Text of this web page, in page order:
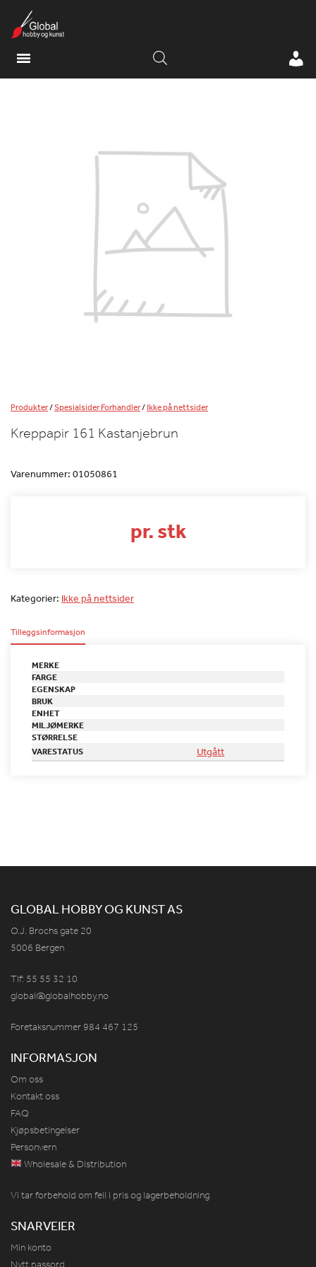
Produkter/Spesialsider Forhandler/Ikke på nettsider
Kreppapir 161 Kastanjebrun
Varenummer: 01050861
pr. stk
Kategorier: Ikke på nettsider
Tilleggsinformasjon
MERKE
FARGE
EGENSKAP
BRUK
ENHET
MILJØMERKE
STØRRELSE
VARESTATUS
Utgått
GLOBAL HOBBY OG KUNST AS
O.J. Brochs gate 20
5006 Bergen
Tlf: 55 55 32 10
global@globalhobby.no
Foretaksnummer 984 467 125
INFORMASJON
Om oss
Kontakt oss
FAQ
Kjøpsbetingelser
Personvern
Wholesale & Distribution
Vi tar forbehold om feil i pris og lagerbeholdning
SNARVEIER
Min konto
Nytt passord